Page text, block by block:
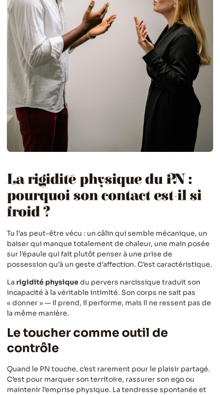
La rigidité physique du PN :
pourquoi son contact est-il si
froid ?
Tu l’as peut-être vécu : un câlin qui semble mécanique, un
baiser qui manque totalement de chaleur, une main posée
sur l’épaule qui fait plutôt penser à une prise de
possession qu’à un geste d’affection. C’est caractéristique.
La rigidité physiquedu pervers narcissique traduit son
incapacité à la véritable intimité. Son corps ne sait pas
« donner » — il prend, il performe, mais il ne ressent pas de
la même manière.
Le toucher comme outil de
contrôle
Quand le PN touche, c’est rarement pour le plaisir partagé.
C’est pour marquer son territoire, rassurer son ego ou
maintenir l’emprise physique. La tendresse spontanée et